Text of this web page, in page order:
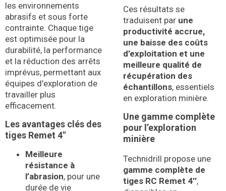
les environnements
abrasifs et sous forte
contrainte. Chaque tige
est optimisée pour la
durabilité, la performance
et la réduction des arrêts
imprévus, permettant aux
équipes d’exploration de
travailler plus
efficacement.
Les avantages clés des
tiges Remet 4″
Meilleure
résistance à
l’abrasion, pour une
durée de vie
Ces résultats se
traduisent par une
productivité accrue,
une baisse des coûts
d’exploitation et une
meilleure qualité de
récupération des
échantillons, essentiels
en exploration minière.
Une gamme complète
pour l’exploration
minière
Technidrill propose une
gamme complète de
tiges RC Remet 4’’,